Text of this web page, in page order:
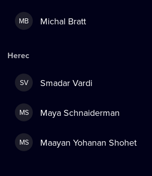
MB Michal Bratt
Herec
SV Smadar Vardi
MS Maya Schnaiderman
MS Maayan Yohanan Shohet